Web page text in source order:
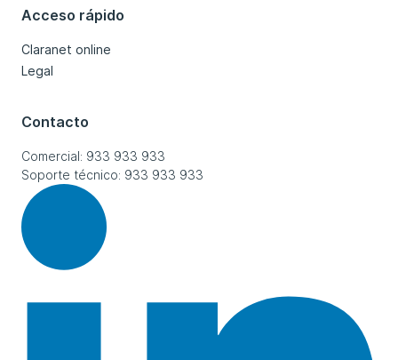
Acceso rápido
Claranet online
Legal
Contacto
Comercial: 933 933 933
Soporte técnico: 933 933 933